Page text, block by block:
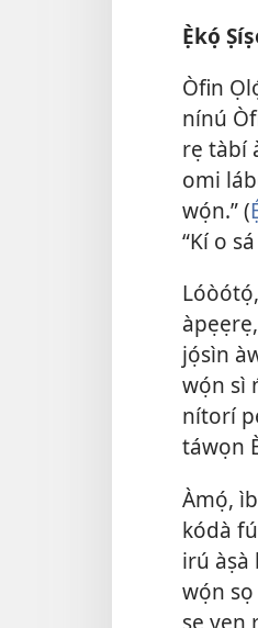
Ẹ̀kọ́
Òfin
nínú
rẹ tàbí
omi
wọ́n.” (
“Kí o
jọ́sìn
wọ́n sì
nítorí
táwọn
Àmọ́,
kódà
irú àṣà
wọ́n
ṣe yẹn